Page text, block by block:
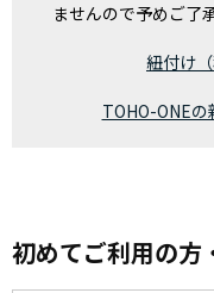
ませんので予めご了
紐付け
TOHO-ONE
初めてご利用の方